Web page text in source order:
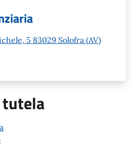
5 83029 Solofra (AV)